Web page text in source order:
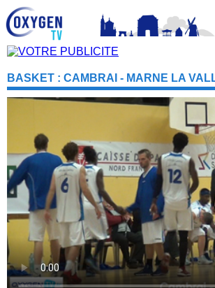
BASKET : CAMBRAI - MARNE LA